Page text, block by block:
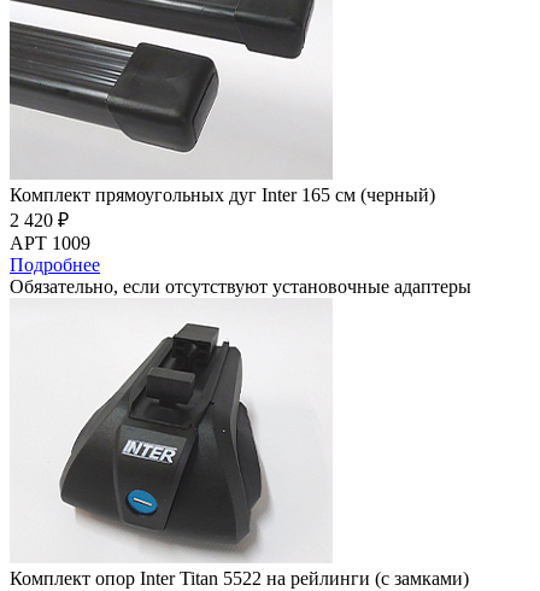
Комплект прямоугольных дуг Inter 165 см (черный)
2 420 ₽
АРТ 1009
Подробнее
Обязательно, если отсутствуют установочные адаптеры
Комплект опор Inter Titan 5522 на рейлинги (с замками)